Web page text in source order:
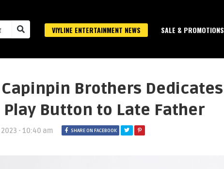
VIYLINE ENTERTAINMENT NEWS SALE & PROMOTIONS
Brothers Dedicates
Play Button to Late Father
2023 - 10:40 am SHARE ON FACEBOOK